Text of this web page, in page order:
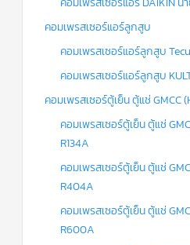
คอมเพรสเซอร์แอร์ลูกสูบ
คอมเพรสเซอร์แอร์ลูกสูบ
คอมเพรสเซอร์แอร์ลูกสูบ
คอมเพรสเซอร์ตู้เย็น ตู้แช่ GMCC
คอมเพรสเซอร์ตู้เย็น ตู้แช่
R134A
คอมเพรสเซอร์ตู้เย็น ตู้แช่
R404A
คอมเพรสเซอร์ตู้เย็น ตู้แช่
R600A